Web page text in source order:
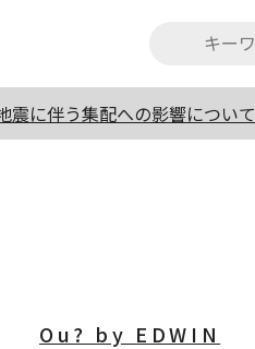
震に伴う集配への影響について
Ou? by EDWIN